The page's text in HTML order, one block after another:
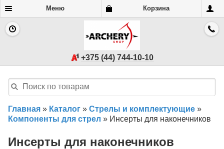
Меню Корзина
+375 (44) 744-10-10
Главная » Каталог » Стрелы и комплектующие »
Компоненты для стрел » Инсерты для наконечников
Инсерты для наконечников